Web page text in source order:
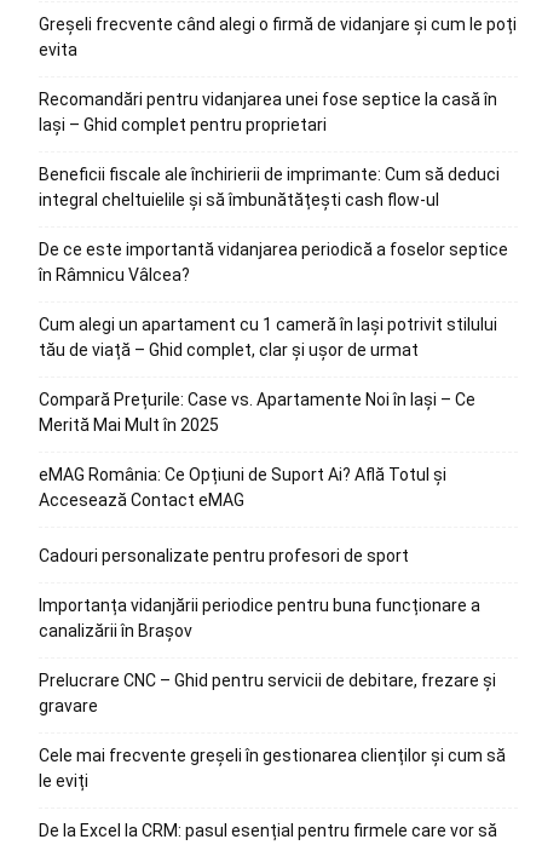
Greșeli frecvente când alegi o firmă de vidanjare și cum le poți
evita
Recomandări pentru vidanjarea unei fose septice la casă în
Iași – Ghid complet pentru proprietari
Beneficii fiscale ale închirierii de imprimante: Cum să deduci
integral cheltuielile și să îmbunătățești cash flow-ul
De ce este importantă vidanjarea periodică a foselor septice
în Râmnicu Vâlcea?
Cum alegi un apartament cu 1 cameră în Iași potrivit stilului
tău de viață – Ghid complet, clar și ușor de urmat
Compară Prețurile: Case vs. Apartamente Noi în Iași – Ce
Merită Mai Mult în 2025
eMAG România: Ce Opțiuni de Suport Ai? Află Totul și
Accesează Contact eMAG
Cadouri personalizate pentru profesori de sport
Importanța vidanjării periodice pentru buna funcționare a
canalizării în Brașov
Prelucrare CNC – Ghid pentru servicii de debitare, frezare și
gravare
Cele mai frecvente greșeli în gestionarea clienților și cum să
le eviți
De la Excel la CRM: pasul esențial pentru firmele care vor să